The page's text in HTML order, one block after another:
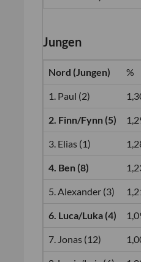
Jungen
Nord (Jungen) %
1. Paul (2)
2. Finn/Fynn (5)
3. Elias (1)
4. Ben (8)
5. Alexander (3)
6. Luca/Luka (4)
7. Jonas (12)